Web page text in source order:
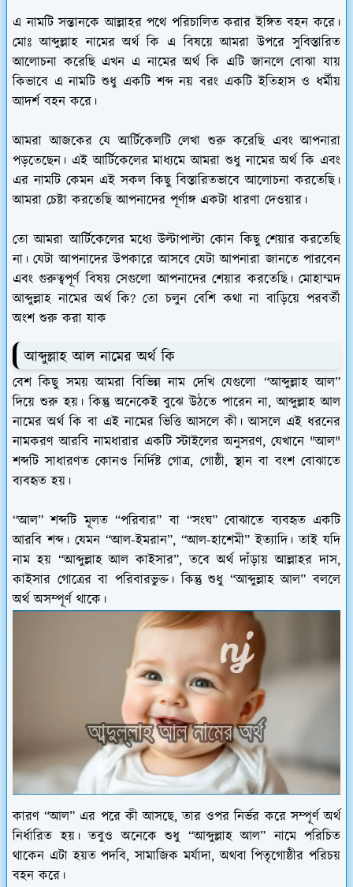
এ নামটি সন্তানকে আল্লাহর পথে পরিচালিত করার ইঙ্গিত বহন করে।
মোঃ আব্দুল্লাহ নামের অর্থ কি এ বিষয়ে আমরা উপরে সুবিস্তারিত
আলোচনা করেছি এখন এ নামের অর্থ কি এটি জানলে বোঝা যায়
কিভাবে এ নামটি শুধু একটি শব্দ নয় বরং একটি ইতিহাস ও ধর্মীয়
আদর্শ বহন করে।
আমরা আজকের যে আর্টিকেলটি লেখা শুরু করেছি এবং আপনারা
পড়তেছেন। এই আর্টিকেলের মাধ্যমে আমরা শুধু নামের অর্থ কি এবং
এর নামটি কেমন এই সকল কিছু বিস্তারিতভাবে আলোচনা করতেছি।
আমরা চেষ্টা করতেছি আপনাদের পূর্ণাঙ্গ একটা ধারণা দেওয়ার।
তো আমরা আর্টিকেলের মধ্যে উল্টাপাল্টা কোন কিছু শেয়ার করতেছি
না। যেটা আপনাদের উপকারে আসবে যেটা আপনারা জানতে পারবেন
এবং গুরুত্বপূর্ণ বিষয় সেগুলো আপনাদের শেয়ার করতেছি। মোহাম্মদ
আব্দুল্লাহ নামের অর্থ কি? তো চলুন বেশি কথা না বাড়িয়ে পরবর্তী
অংশ শুরু করা যাক
আব্দুল্লাহ আল নামের অর্থ কি
বেশ কিছু সময় আমরা বিভিন্ন নাম দেখি যেগুলো “আব্দুল্লাহ আল”
দিয়ে শুরু হয়। কিন্তু অনেকেই বুঝে উঠতে পারেন না, আব্দুল্লাহ আল
নামের অর্থ কি বা এই নামের ভিত্তি আসলে কী। আসলে এই ধরনের
নামকরণ আরবি নামধারার একটি স্টাইলের অনুসরণ, যেখানে "আল"
শব্দটি সাধারণত কোনও নির্দিষ্ট গোত্র, গোষ্ঠী, স্থান বা বংশ বোঝাতে
ব্যবহৃত হয়।
“আল” শব্দটি মূলত “পরিবার” বা “সংঘ” বোঝাতে ব্যবহৃত একটি
আরবি শব্দ। যেমন “আল-ইমরান”, “আল-হাশেমী” ইত্যাদি। তাই যদি
নাম হয় “আব্দুল্লাহ আল কাইসার”, তবে অর্থ দাঁড়ায় আল্লাহর দাস,
কাইসার গোত্রের বা পরিবারভুক্ত। কিন্তু শুধু “আব্দুল্লাহ আল” বললে
অর্থ অসম্পূর্ণ থাকে।
কারণ “আল” এর পরে কী আসছে, তার ওপর নির্ভর করে সম্পূর্ণ অর্থ
নির্ধারিত হয়। তবুও অনেকে শুধু “আব্দুল্লাহ আল” নামে পরিচিত
থাকেন এটা হয়ত পদবি, সামাজিক মর্যাদা, অথবা পিতৃগোষ্ঠীর পরিচয়
বহন করে।